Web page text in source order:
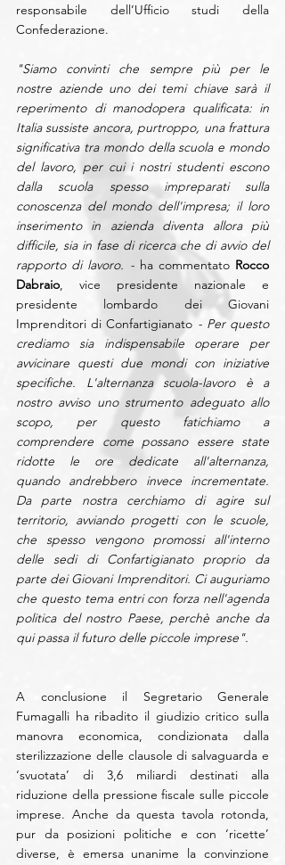
responsabile dell’Ufficio studi della
Confederazione.
"Siamo convinti che sempre più per le
nostre aziende uno dei temi chiave sarà il
reperimento di manodopera qualificata: in
Italia sussiste ancora, purtroppo, una frattura
significativa tra mondo della scuola e mondo
del lavoro, per cui i nostri studenti escono
dalla scuola spesso impreparati sulla
conoscenza del mondo dell'impresa; il loro
inserimento in azienda diventa allora più
difficile, sia in fase di ricerca che di avvio del
rapporto di lavoro. - ha commentato Rocco
Dabraio, vice presidente nazionale e
presidente lombardo dei Giovani
Imprenditori di Confartigianato - Per questo
crediamo sia indispensabile operare per
avvicinare questi due mondi con iniziative
specifiche. L'alternanza scuola-lavoro è a
nostro avviso uno strumento adeguato allo
scopo, per questo fatichiamo a
comprendere come possano essere state
ridotte le ore dedicate all'alternanza,
quando andrebbero invece incrementate.
Da parte nostra cerchiamo di agire sul
territorio, avviando progetti con le scuole,
che spesso vengono promossi all'interno
delle sedi di Confartigianato proprio da
parte dei Giovani Imprenditori. Ci auguriamo
che questo tema entri con forza nell'agenda
politica del nostro Paese, perchè anche da
qui passa il futuro delle piccole imprese".
A conclusione il Segretario Generale
Fumagalli ha ribadito il giudizio critico sulla
manovra economica, condizionata dalla
sterilizzazione delle clausole di salvaguarda e
‘svuotata’ di 3,6 miliardi destinati alla
riduzione della pressione fiscale sulle piccole
imprese. Anche da questa tavola rotonda,
pur da posizioni politiche e con ‘ricette’
diverse, è emersa unanime la convinzione